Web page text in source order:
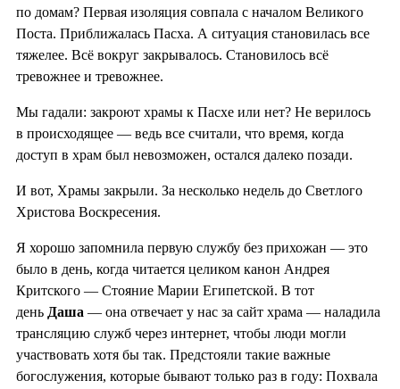
по домам? Первая изоляция совпала с началом Великого
Поста. Приближалась Пасха. А ситуация становилась все
тяжелее. Всё вокруг закрывалось. Становилось всё
тревожнее и тревожнее.
Мы гадали: закроют храмы к Пасхе или нет? Не верилось
в происходящее — ведь все считали, что время, когда
доступ в храм был невозможен, остался далеко позади.
И вот, Храмы закрыли. За несколько недель до Светлого
Христова Воскресения.
Я хорошо запомнила первую службу без прихожан — это
было в день, когда читается целиком канон Андрея
Критского — Стояние Марии Египетской. В тот
день Даша — она отвечает у нас за сайт храма — наладила
трансляцию служб через интернет, чтобы люди могли
участвовать хотя бы так. Предстояли такие важные
богослужения, которые бывают только раз в году: Похвала